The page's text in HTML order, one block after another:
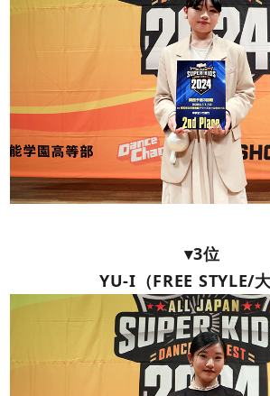
▾3位
YU-I（FREE STYLE/大